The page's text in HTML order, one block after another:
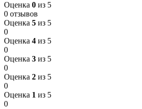
Оценка 0 из 5
0 отзывов
Оценка 5 из 5
0
Оценка 4 из 5
0
Оценка 3 из 5
0
Оценка 2 из 5
0
Оценка 1 из 5
0